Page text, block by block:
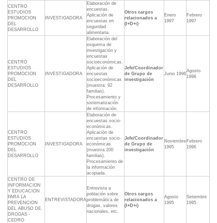
CENTRO
ESTUDIOS
PROMOCION
DEL
DESARROLLO
INVESTIGADORA
Elaboración de
encuestas.
Aplicación de
encuestas en
seguridad
alimentaria.
Otros cargos
relacionados a
(I+D+i)
Enero
1997
Febrero
1997
CENTRO
ESTUDIOS
PROMOCION
DEL
DESARROLLO
INVESTIGADORA
Elaboración del
esquema de
investigación y
encuestas
socioeconómicas.
Aplicación de
encuestas
socioeconómicas
(muestra: 92
familias).
Procesamiento y
sistematización
de información.
Jefe/Coordinador
de Grupo de
investigación
Junio 1996
Agosto
1996
CENTRO
ESTUDIOS
PROMOCION
DEL
DESARROLLO
INVESTIGADORA
Elaboración de
encuestas socio-
económicas.
Aplicación de
encuestas socio-
económicas
(muestra 200
familias).
Procesamiento de
la información
acopiada.
Jefe/Coordinador
de Grupo de
investigación
Noviembre
1995
Febrero
1996
CENTRO DE
INFORMACION
Y EDUCACION
PARA LA
PREVENCION
DEL ABUSO DE
DROGAS -
CEDRO
ENTREVISTADORA
Entrevista a
población sobre
problemática de
drogas, valores
nacionales, etc.
Otros cargos
relacionados a
(I+D+i)
Agosto
1995
Setiembre
1995